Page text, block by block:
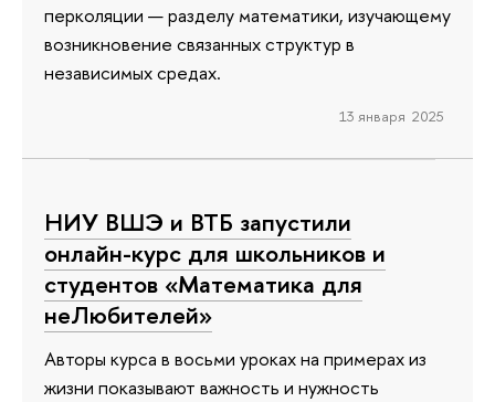
перколяции — разделу математики, изучающему
возникновение связанных структур в
независимых средах.
13 января 2025
НИУ ВШЭ и ВТБ запустили
онлайн-курс для школьников и
студентов «Математика для
неЛюбителей»
Авторы курса в восьми уроках на примерах из
жизни показывают важность и нужность